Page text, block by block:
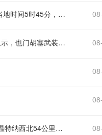
【乌称基辅等地遭袭 已有多人死伤】 乌克兰基辅市军政管理局8日通报称，当天凌晨基辅市遭俄军袭击，截至当地时间5时45分，袭击已造成4人受伤，基辅市两个地区发生火灾，相关部门正在开展救援工作。此外，乌克兰基辅州军政管理局通报称，当天基辅州遭俄军无人机袭击，截至目前已造成3人死亡，另有3人受伤。目前俄罗斯方面对此暂无回应。（央视）
【也门西部地区军事冲突升级】 据伊朗方面8日消息，也门西部地区的军事冲突出现了升级。消息称，有报告显示，也门胡塞武装与所谓沙特支持的“雇佣兵”在也门西部荷台达省豪亥地区的北部区域发生激烈冲突。（央视）
据美国地质调查局（USGS）通报，阿拉斯加州斯克温特纳西北偏西59公里处发生5.5级地震，阿拉斯加州斯克温特纳西北54公里处发生5.6级地震